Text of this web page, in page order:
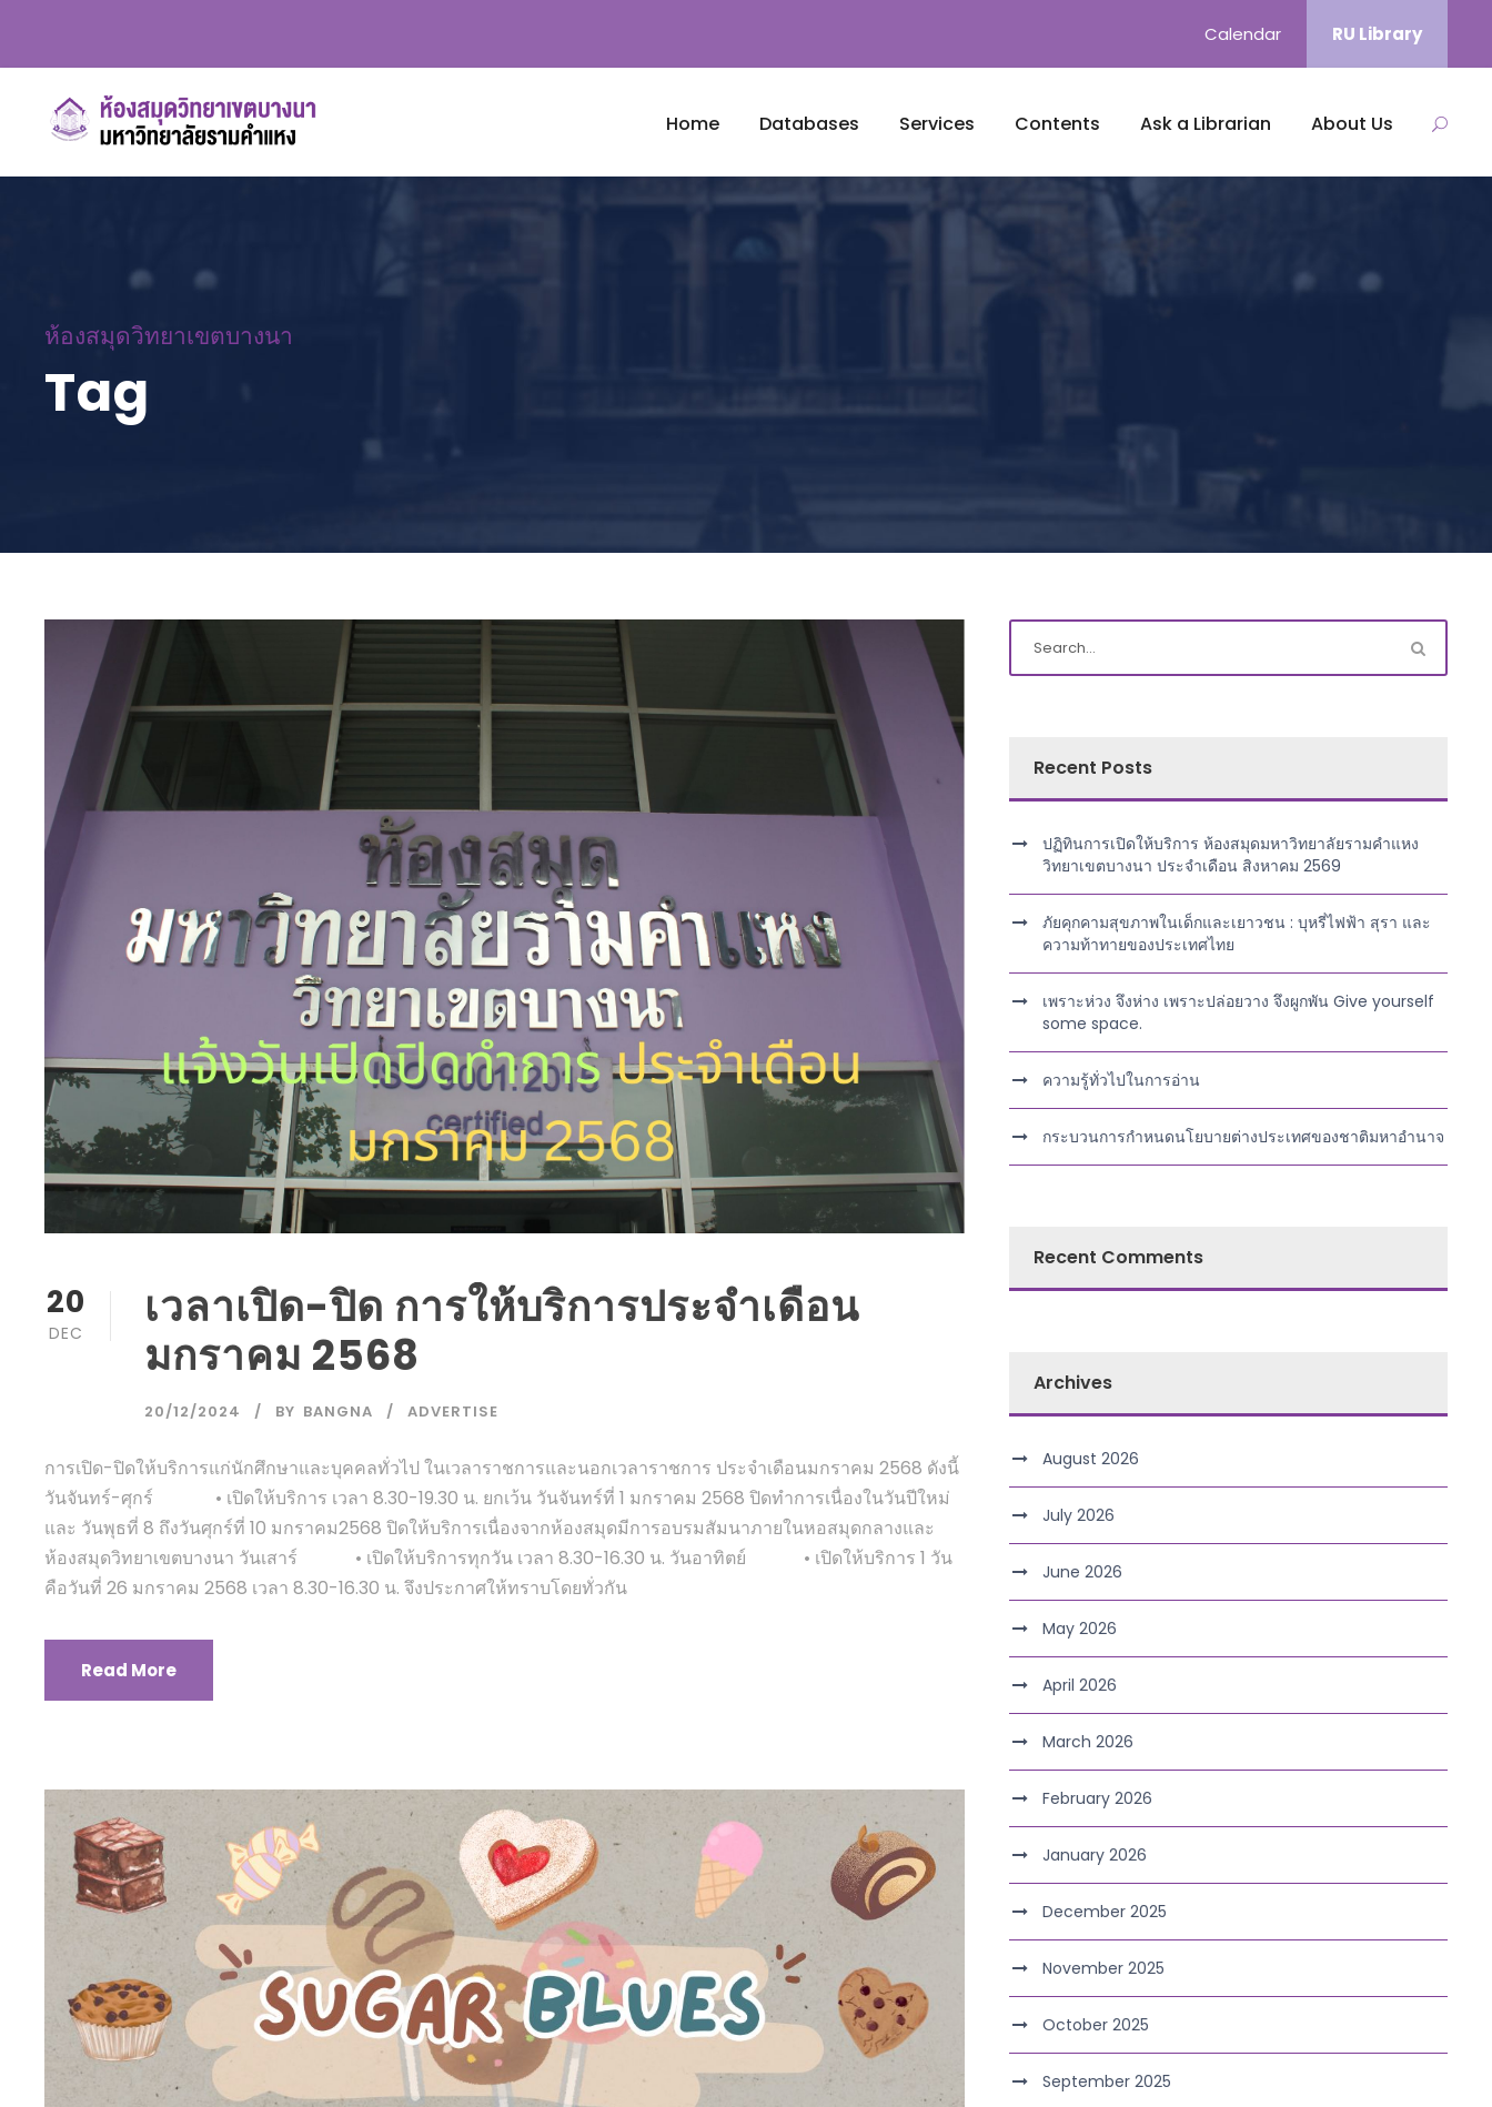
Calendar RU Library
Home Databases Services Contents Ask a Librarian About Us
ห้องสมุดวิทยาเขตบางนา
Tag
20
DEC
เวลาเปิด-ปิด การให้บริการประจำเดือน
มกราคม 2568
20/12/2024 BY BANGNA ADVERTISE
การเปิด-ปิดให้บริการแก่นักศึกษาและบุคคลทั่วไป ในเวลาราชการและนอกเวลาราชการ ประจำเดือนมกราคม 2568 ดังนี้
วันจันทร์-ศุกร์ • เปิดให้บริการ เวลา 8.30-19.30 น. ยกเว้น วันจันทร์ที่ 1 มกราคม 2568 ปิดทำการเนื่องในวันปีใหม่
และ วันพุธที่ 8 ถึงวันศุกร์ที่ 10 มกราคม2568 ปิดให้บริการเนื่องจากห้องสมุดมีการอบรมสัมนาภายในหอสมุดกลางและ
ห้องสมุดวิทยาเขตบางนา วันเสาร์ • เปิดให้บริการทุกวัน เวลา 8.30-16.30 น. วันอาทิตย์ • เปิดให้บริการ 1 วัน
คือวันที่ 26 มกราคม 2568 เวลา 8.30-16.30 น. จึงประกาศให้ทราบโดยทั่วกัน
Read More
Recent Posts
ปฏิทินการเปิดให้บริการ ห้องสมุดมหาวิทยาลัยรามคำแหง
วิทยาเขตบางนา ประจำเดือน สิงหาคม 2569
ภัยคุกคามสุขภาพในเด็กและเยาวชน : บุหรี่ไฟฟ้า สุรา และ
ความท้าทายของประเทศไทย
เพราะห่วง จึงห่าง เพราะปล่อยวาง จึงผูกพัน Give yourself
some space.
ความรู้ทั่วไปในการอ่าน
กระบวนการกำหนดนโยบายต่างประเทศของชาติมหาอำนาจ
Recent Comments
Archives
August 2026
July 2026
June 2026
May 2026
April 2026
March 2026
February 2026
January 2026
December 2025
November 2025
October 2025
September 2025